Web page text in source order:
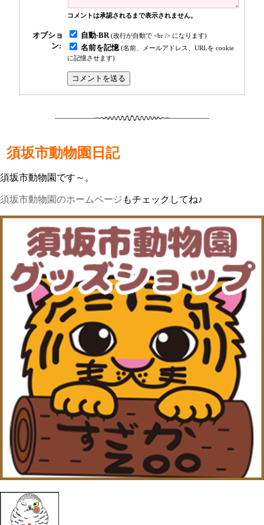
コメントは承認されるまで表示されません。
オプショ
ン:
自動-BR (改行が自動で <br /> になります)
名前を記憶 (名前、メールアドレス、URLを cookie
に記憶させます)
須坂市動物園日記
須坂市動物園です～。
須坂市動物園のホームページ もチェックしてね♪